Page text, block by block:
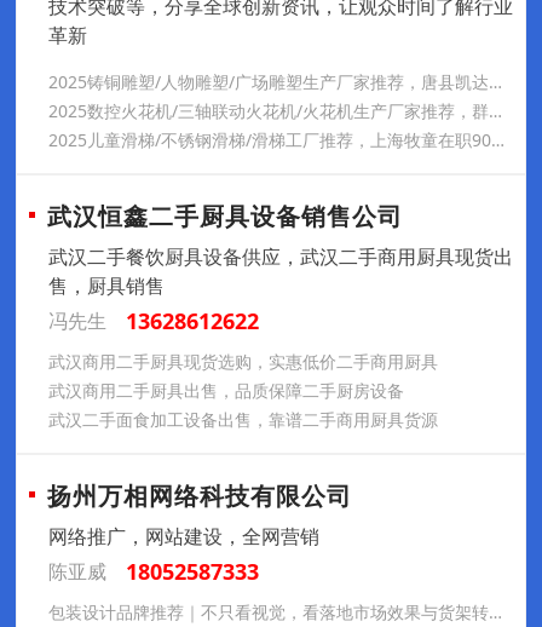
技术突破等，分享全球创新资讯，让观众时间了解行业
革新
2025铸铜雕塑/人物雕塑/广场雕塑生产厂家推荐，唐县凯达雕塑，2014年成立，占地4500平，产品用金属铜，造型精致、技术精湛，性价比高。
2025数控火花机/三轴联动火花机/火花机生产厂家推荐，群基经ISO9001认证，有多项专利，为莱克、博世等知名企业供货。
2025儿童滑梯/不锈钢滑梯/滑梯工厂推荐，上海牧童在职90人，30人技术团队，坚持创新保质，产品涵盖多领域，全龄段覆盖，文化融合定制，品质安全有保障。
武汉恒鑫二手厨具设备销售公司
武汉二手餐饮厨具设备供应，武汉二手商用厨具现货出
售，厨具销售
冯先生
13628612622
武汉商用二手厨具现货选购，实惠低价二手商用厨具
武汉商用二手厨具出售，品质保障二手厨房设备
武汉二手面食加工设备出售，靠谱二手商用厨具货源
扬州万相网络科技有限公司
网络推广，网站建设，全网营销
陈亚威
18052587333
包装设计品牌推荐｜不只看视觉，看落地市场效果与货架转化能力